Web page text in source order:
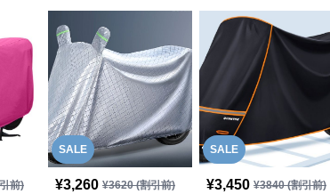
前)
SALE
¥3,260 ¥3620(割引前)
SALE
¥3,450 ¥3840(割引前)